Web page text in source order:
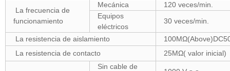
La frecuencia de
funcionamiento
Mecánica
120 veces/min.
Equipos
eléctricos
30 veces/min.
La resistencia de aislamiento
La resistencia de contacto
25MΩ( valor inicial)
Sin cable de